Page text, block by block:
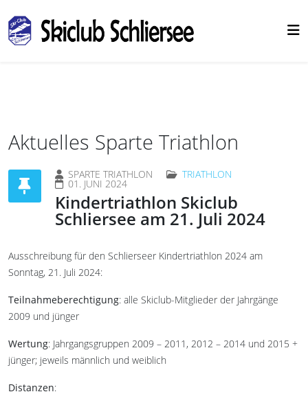
Aktuelles Sparte Triathlon
SPARTE TRIATHLON TRIATHLON
01. JUNI 2024
Kindertriathlon Skiclub
Schliersee am 21. Juli 2024
Ausschreibung für den Schlierseer Kindertriathlon 2024 am
Sonntag, 21. Juli 2024:
Teilnahmeberechtigung: alle Skiclub-Mitglieder der Jahrgänge
2009 und jünger
Wertung: Jahrgangsgruppen 2009 – 2011, 2012 – 2014 und 2015 +
jünger; jeweils männlich und weiblich
Distanzen: